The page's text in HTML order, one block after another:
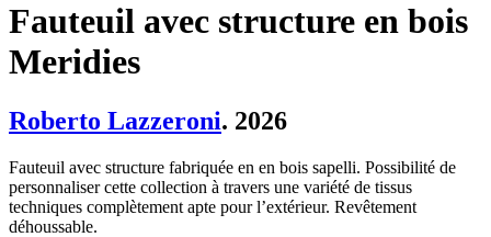
Fauteuil avec structure en bois
Meridies
Roberto Lazzeroni. 2026
Fauteuil avec structure fabriquée en en bois sapelli. Possibilité de
personnaliser cette collection à travers une variété de tissus
techniques complètement apte pour l’extérieur. Revêtement
déhoussable.